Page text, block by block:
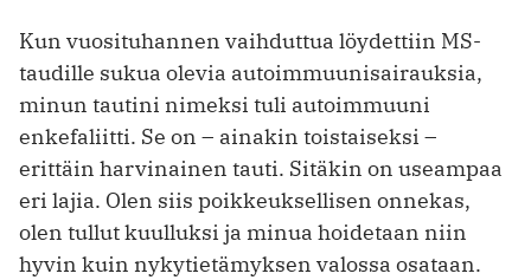
Kun vuosituhannen vaihduttua löydettiin MS-
taudille sukua olevia autoimmuunisairauksia,
minun tautini nimeksi tuli autoimmuuni
enkefaliitti. Se on – ainakin toistaiseksi –
erittäin harvinainen tauti. Sitäkin on useampaa
eri lajia. Olen siis poikkeuksellisen onnekas,
olen tullut kuulluksi ja minua hoidetaan niin
hyvin kuin nykytietämyksen valossa osataan.